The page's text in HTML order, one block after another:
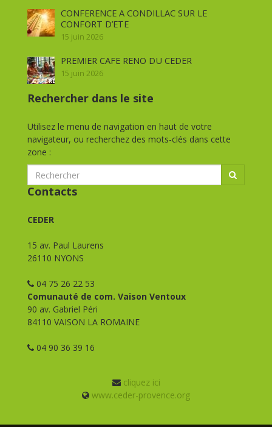
CONFERENCE A CONDILLAC SUR LE
CONFORT D’ETE
15 juin 2026
PREMIER CAFE RENO DU CEDER
15 juin 2026
Rechercher dans le site
Utilisez le menu de navigation en haut de votre
navigateur, ou recherchez des mots-clés dans cette
zone :
Contacts
CEDER
15 av. Paul Laurens
26110 NYONS
04 75 26 22 53
Comunauté de com. Vaison Ventoux
90 av. Gabriel Péri
84110 VAISON LA ROMAINE
04 90 36 39 16
cliquez ici
www.ceder-provence.org